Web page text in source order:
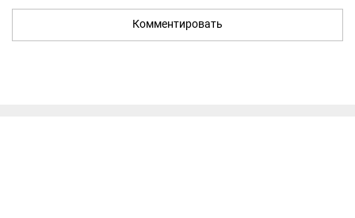
Комментировать